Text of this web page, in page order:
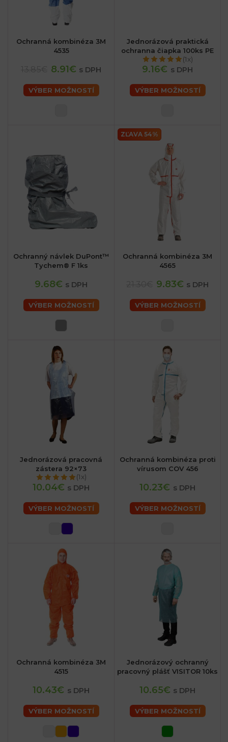
Ochranná kombinéza 3M
4535
8.91€ s DPH
VÝBER MOŽNOSTÍ
Jednorázová praktická
ochranna čiapka 100ks PE
(1x)
9.16€ s DPH
VÝBER MOŽNOSTÍ
Ochranný návlek DuPont™
Tychem® F 1ks
9.68€ s DPH
VÝBER MOŽNOSTÍ
ZĽAVA 54%
Ochranná kombinéza 3M
4565
9.83€ s DPH
VÝBER MOŽNOSTÍ
Jednorázová pracovná
zástera 92×73
(1x)
10.04€ s DPH
VÝBER MOŽNOSTÍ
Ochranná kombinéza proti
vírusom COV 456
10.23€ s DPH
VÝBER MOŽNOSTÍ
Ochranná kombinéza 3M
4515
10.43€ s DPH
VÝBER MOŽNOSTÍ
Jednorázový ochranný
pracovný plášť VISITOR 10ks
10.65€ s DPH
VÝBER MOŽNOSTÍ